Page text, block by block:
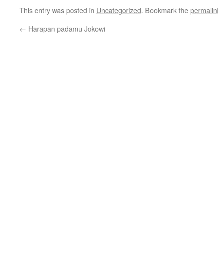
This entry was posted in Uncategorized. Bookmark the
← Harapan padamu Jokowi